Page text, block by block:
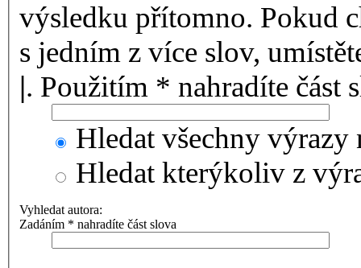
výsledku přítomno. Pokud
s jedním z více slov,
|. Použitím * nahradíte část
Hledat všechny výrazy
Hledat kterýkoliv z
Vyhledat autora:
Zadáním * nahradíte část slova